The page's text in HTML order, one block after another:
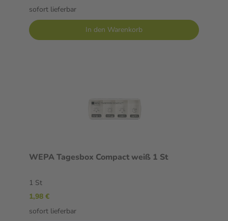
sofort lieferbar
In den Warenkorb
WEPA Tagesbox Compact weiß 1 St
1 St
1,98 €
sofort lieferbar